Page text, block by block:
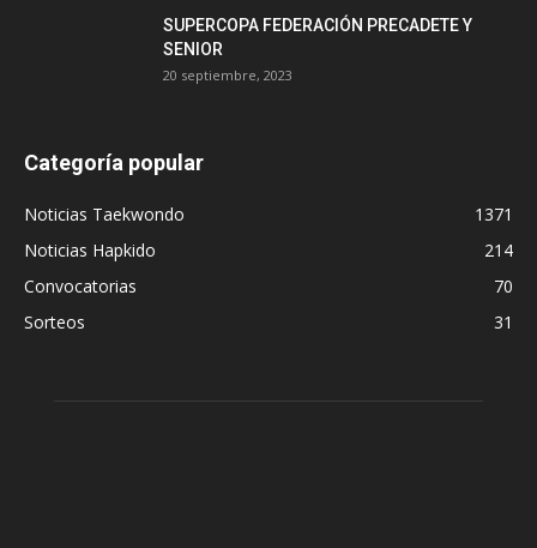
SUPERCOPA FEDERACIÓN PRECADETE Y
SENIOR
20 septiembre, 2023
Categoría popular
Noticias Taekwondo
1371
Noticias Hapkido
214
Convocatorias
70
Sorteos
31